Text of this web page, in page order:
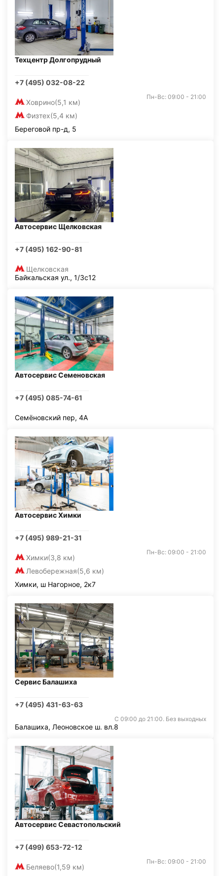
Техцентр Долгопрудный
+7 (495) 032-08-22
Ховрино(5,1 км)
Физтех(5,4 км)
Пн-Вс: 09:00 - 21:00
Береговой пр-д, 5
Автосервис Щелковская
+7 (495) 162-90-81
Щелковская
Байкальская ул., 1/3с12
Автосервис Семеновская
+7 (495) 085-74-61
Семёновский пер, 4А
Автосервис Химки
+7 (495) 989-21-31
Химки(3,8 км)
Левобережная(5,6 км)
Пн-Вс: 09:00 - 21:00
Химки, ш Нагорное, 2к7
Сервис Балашиха
+7 (495) 431-63-63
С 09:00 до 21:00. Без выходных
Балашиха, Леоновское ш. вл.8
Автосервис Севастопольский
+7 (499) 653-72-12
Беляево(1,59 км)
Пн-Вс: 09:00 - 21:00